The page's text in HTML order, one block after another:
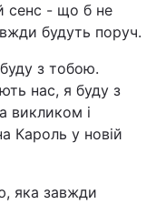
сенс - що б не
будуть поруч.
з тобою.
нас, я буду з
викликом і
Кароль у новій
яка завжди